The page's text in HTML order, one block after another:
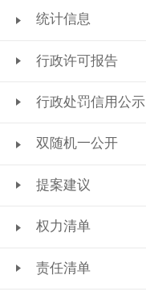
统计信息
行政许可报告
行政处罚信用公示
双随机一公开
提案建议
权力清单
责任清单